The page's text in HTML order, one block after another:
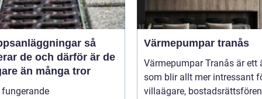
så
de och därför är de
än många tror
fungerande
Värmepumpar tranås
Värmepumpar Tranås är ett
som blir allt mer intressant
villaägare,